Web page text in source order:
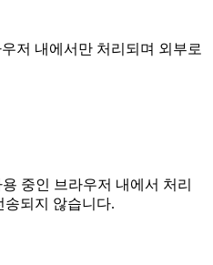
저 내에서만 처리되며 외부로
중인 브라우저 내에서 처리
송되지 않습니다.